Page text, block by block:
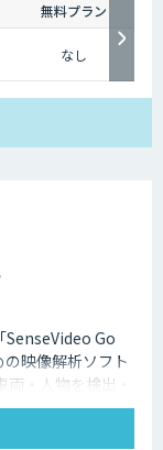
無料プラン
なし
SenseVideo Go
映像解析ソフト
・人物を検出・
人物の性別・年